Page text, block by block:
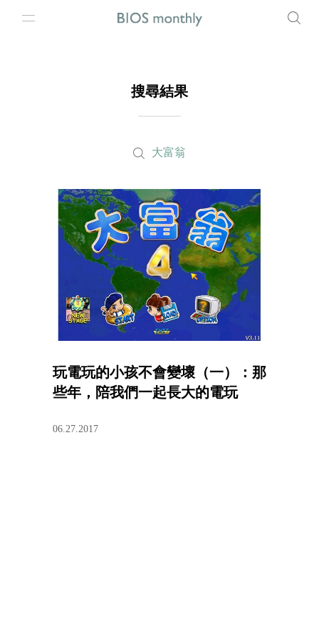
搜尋結果
大富翁
玩電玩的小孩不會變壞（一）：那
些年，陪我們一起長大的電玩
06.27.2017